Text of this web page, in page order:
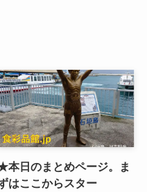
本日のまとめページ。ま
はここからスター